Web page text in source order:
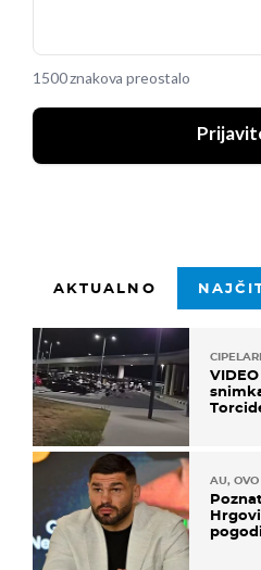
1500 znakova preostalo
AKTUALNO
AU,